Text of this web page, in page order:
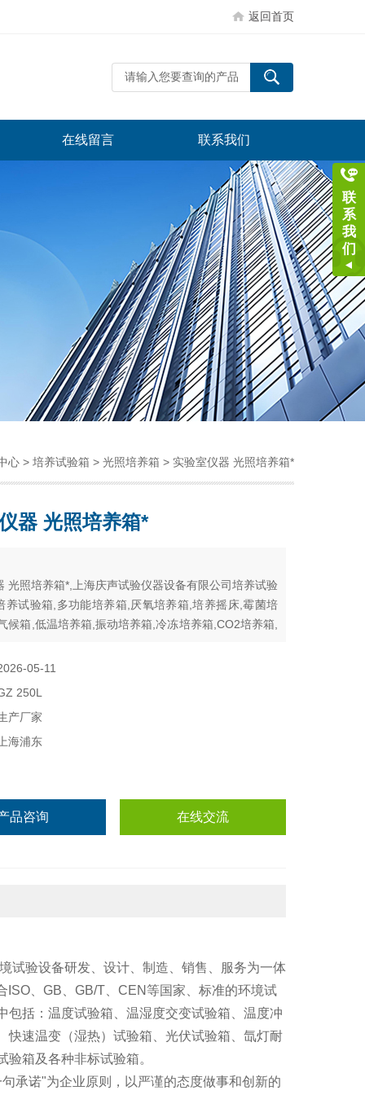
返回首页
在线留言 联系我们
心 > 培养试验箱 > 光照培养箱 > 实验室仪器 光照培养箱*
器 光照培养箱*
光照培养箱*,上海庆声试验仪器设备有限公司培养试验
养试验箱,多功能培养箱,厌氧培养箱,培养摇床,霉菌培
候箱,低温培养箱,振动培养箱,冷冻培养箱,CO2培养箱,
05-11
250L
产厂家
海浦东
品咨询 在线交流
试验设备研发、设计、制造、销售、服务为一体
、GB、GB/T、CEN等国家、标准的环境试
括：温度试验箱、温湿度交变试验箱、温度冲
快速温变（湿热）试验箱、光伏试验箱、氙灯耐
箱及各种非标试验箱。
承诺"为企业原则，以严谨的态度做事和创新的
联
系
我
们